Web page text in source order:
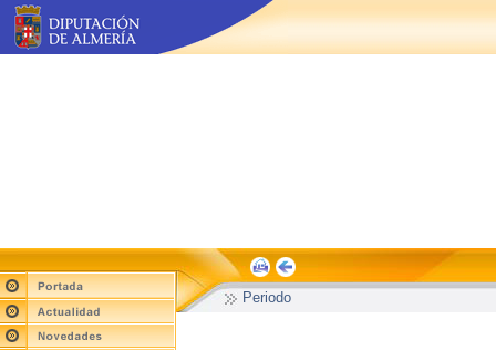
Periodo